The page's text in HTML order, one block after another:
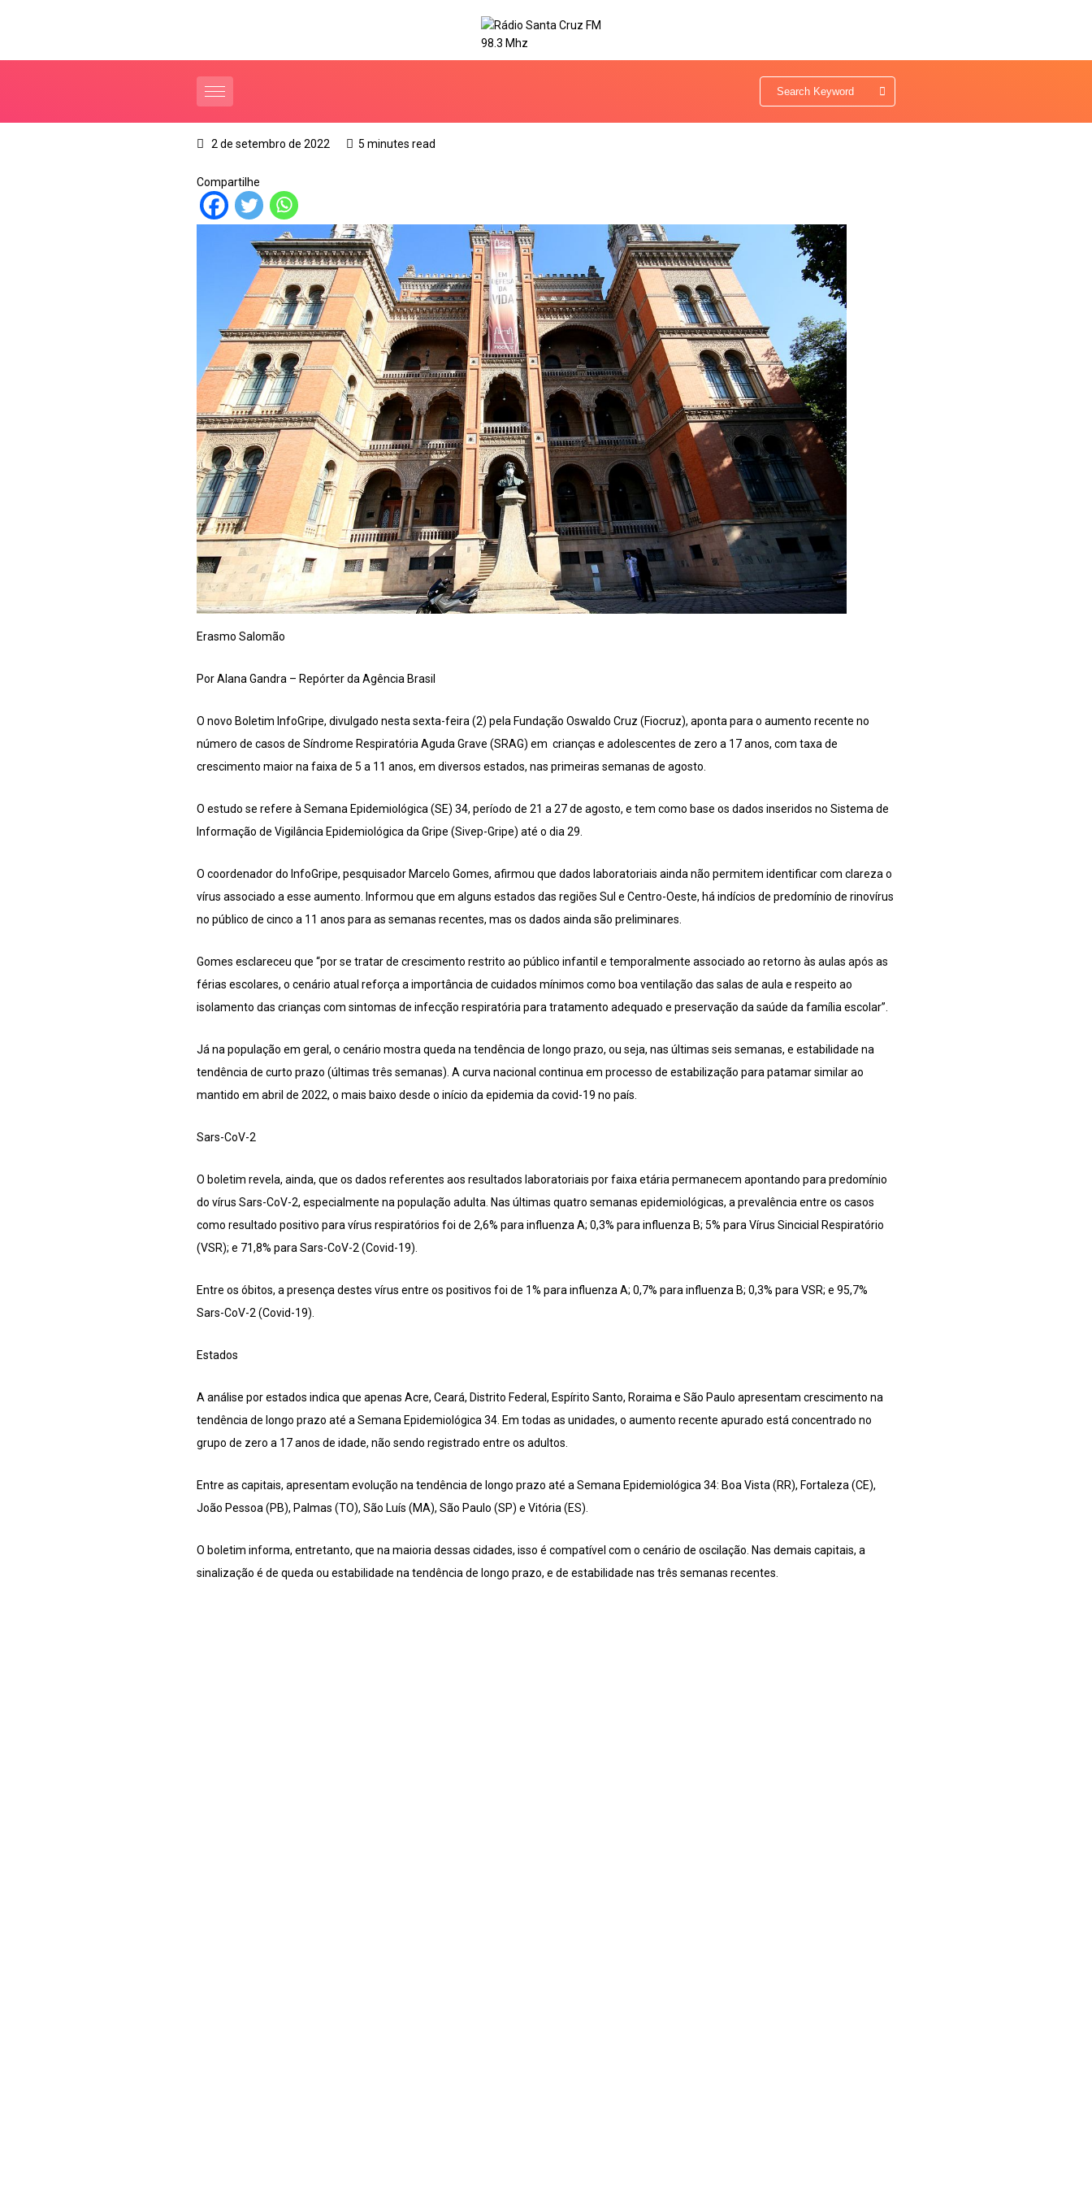
2 de setembro de 2022 5 minutes read
Compartilhe
Erasmo Salomão
Por Alana Gandra – Repórter da Agência Brasil
O novo Boletim InfoGripe, divulgado nesta sexta-feira (2) pela Fundação Oswaldo Cruz (Fiocruz), aponta para o aumento recente no
número de casos de Síndrome Respiratória Aguda Grave (SRAG) em crianças e adolescentes de zero a 17 anos, com taxa de
crescimento maior na faixa de 5 a 11 anos, em diversos estados, nas primeiras semanas de agosto.
O estudo se refere à Semana Epidemiológica (SE) 34, período de 21 a 27 de agosto, e tem como base os dados inseridos no Sistema de
Informação de Vigilância Epidemiológica da Gripe (Sivep-Gripe) até o dia 29.
O coordenador do InfoGripe, pesquisador Marcelo Gomes, afirmou que dados laboratoriais ainda não permitem identificar com clareza o
vírus associado a esse aumento. Informou que em alguns estados das regiões Sul e Centro-Oeste, há indícios de predomínio de rinovírus
no público de cinco a 11 anos para as semanas recentes, mas os dados ainda são preliminares.
Gomes esclareceu que “por se tratar de crescimento restrito ao público infantil e temporalmente associado ao retorno às aulas após as
férias escolares, o cenário atual reforça a importância de cuidados mínimos como boa ventilação das salas de aula e respeito ao
isolamento das crianças com sintomas de infecção respiratória para tratamento adequado e preservação da saúde da família escolar”.
Já na população em geral, o cenário mostra queda na tendência de longo prazo, ou seja, nas últimas seis semanas, e estabilidade na
tendência de curto prazo (últimas três semanas). A curva nacional continua em processo de estabilização para patamar similar ao
mantido em abril de 2022, o mais baixo desde o início da epidemia da covid-19 no país.
Sars-CoV-2
O boletim revela, ainda, que os dados referentes aos resultados laboratoriais por faixa etária permanecem apontando para predomínio
do vírus Sars-CoV-2, especialmente na população adulta. Nas últimas quatro semanas epidemiológicas, a prevalência entre os casos
como resultado positivo para vírus respiratórios foi de 2,6% para influenza A; 0,3% para influenza B; 5% para Vírus Sincicial Respiratório
(VSR); e 71,8% para Sars-CoV-2 (Covid-19).
Entre os óbitos, a presença destes vírus entre os positivos foi de 1% para influenza A; 0,7% para influenza B; 0,3% para VSR; e 95,7%
Sars-CoV-2 (Covid-19).
Estados
A análise por estados indica que apenas Acre, Ceará, Distrito Federal, Espírito Santo, Roraima e São Paulo apresentam crescimento na
tendência de longo prazo até a Semana Epidemiológica 34. Em todas as unidades, o aumento recente apurado está concentrado no
grupo de zero a 17 anos de idade, não sendo registrado entre os adultos.
Entre as capitais, apresentam evolução na tendência de longo prazo até a Semana Epidemiológica 34: Boa Vista (RR), Fortaleza (CE),
João Pessoa (PB), Palmas (TO), São Luís (MA), São Paulo (SP) e Vitória (ES).
O boletim informa, entretanto, que na maioria dessas cidades, isso é compatível com o cenário de oscilação. Nas demais capitais, a
sinalização é de queda ou estabilidade na tendência de longo prazo, e de estabilidade nas três semanas recentes.